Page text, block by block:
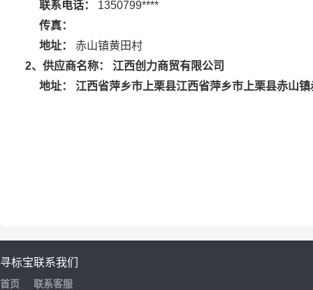
联系电话：
1350799****
传真：
地址：
赤山镇黄田村
2、供应商名称： 江西创力商贸有限公司
地址： 江西省萍乡市上栗县江西省萍乡市上栗县赤山
寻标宝
首页
联系我们
联系客服